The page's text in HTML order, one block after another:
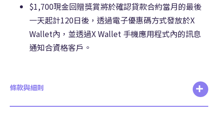
$1,700現金回贈獎賞將於確認貸款合約當月的最後
一天起計120日後，透過電子優惠碼方式發放於X
Wallet內，並透過X Wallet 手機應用程式內的訊息
通知合資格客戶。
條款與細則